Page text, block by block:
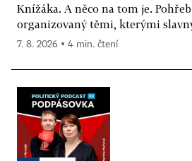
Knížáka. A něco na tom je.
organizovaný těmi, kterými
7. 8. 2026 ▪ 4 min. čtení